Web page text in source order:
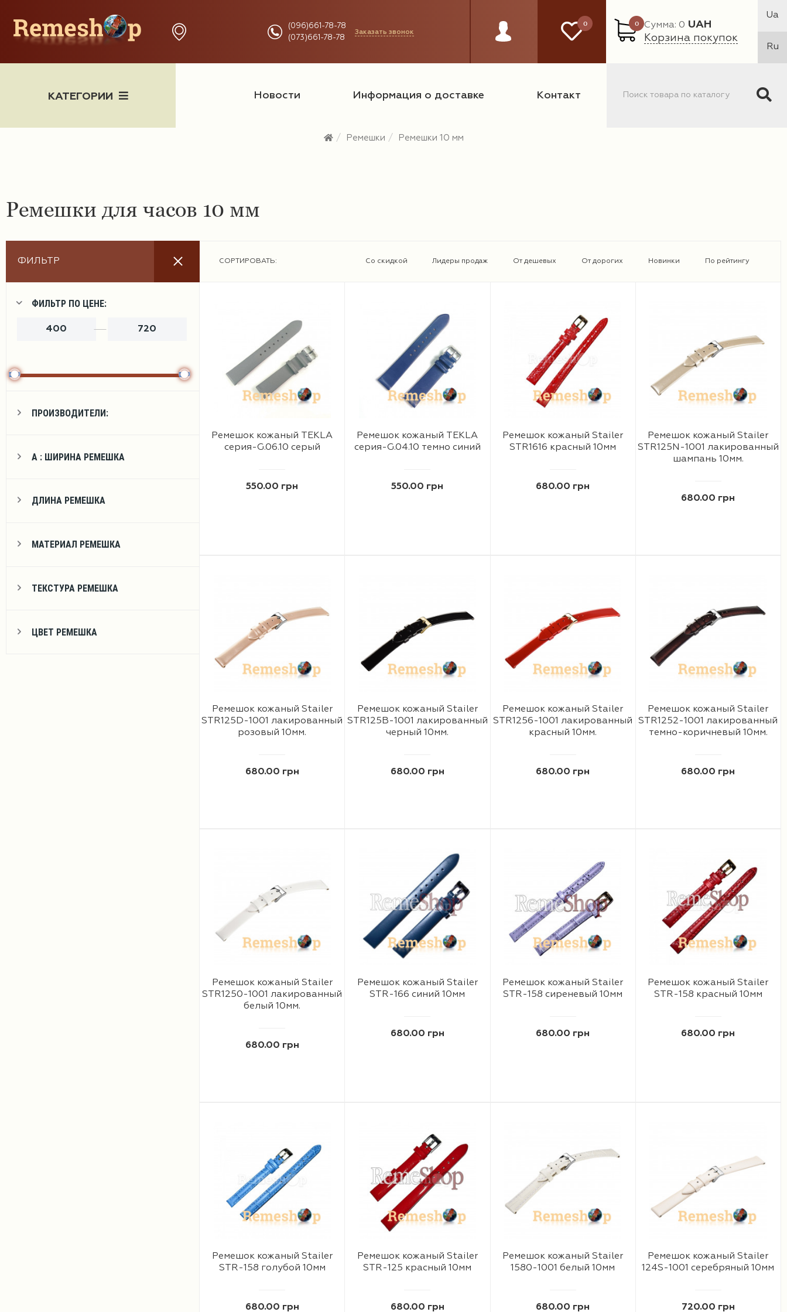
(096)661-78-78
(073)661-78-78
Заказать звонок
0 0 Сумма: 0 UAH
Корзина покупок
Ua
Ru
КАТЕГОРИИ Новости Информация о доставке Контакт
Ремешки Ремешки 10 мм
Ремешки для часов 10 мм
ФИЛЬТР
ФИЛЬТР ПО ЦЕНЕ:
ПРОИЗВОДИТЕЛИ:
А : ШИРИНА РЕМЕШКА
ДЛИНА РЕМЕШКА
МАТЕРИАЛ РЕМЕШКА
ТЕКСТУРА РЕМЕШКА
ЦВЕТ РЕМЕШКА
СОРТИРОВАТЬ: Со скидкой Лидеры продаж От дешевых От дорогих Новинки По рейтингу
Ремешок кожаный TEKLA
серия-G.06.10 серый
550.00 грн
Ремешок кожаный TEKLA
серия-G.04.10 темно синий
550.00 грн
Ремешок кожаный Stailer
STR1616 красный 10мм
680.00 грн
Ремешок кожаный Stailer
STR125N-1001 лакированный
шампань 10мм.
680.00 грн
Ремешок кожаный Stailer
STR125D-1001 лакированный
розовый 10мм.
680.00 грн
Ремешок кожаный Stailer
STR125B-1001 лакированный
черный 10мм.
680.00 грн
Ремешок кожаный Stailer
STR1256-1001 лакированный
красный 10мм.
680.00 грн
Ремешок кожаный Stailer
STR1252-1001 лакированный
темно-коричневый 10мм.
680.00 грн
Ремешок кожаный Stailer
STR1250-1001 лакированный
белый 10мм.
680.00 грн
Ремешок кожаный Stailer
STR-166 синий 10мм
680.00 грн
Ремешок кожаный Stailer
STR-158 сиреневый 10мм
680.00 грн
Ремешок кожаный Stailer
STR-158 красный 10мм
680.00 грн
Ремешок кожаный Stailer
STR-158 голубой 10мм
680.00 грн
Ремешок кожаный Stailer
STR-125 красный 10мм
680.00 грн
Ремешок кожаный Stailer
1580-1001 белый 10мм
680.00 грн
Ремешок кожаный Stailer
124S-1001 серебряный 10мм
720.00 грн